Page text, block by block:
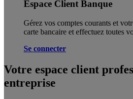
Espace Client Banque
Gérez vos comptes courants et
carte bancaire et effectuez toutes
Se connecter
Votre espace client
entreprise